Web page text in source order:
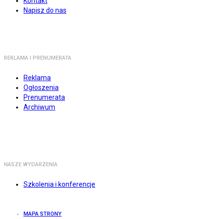
Napisz do nas
REKLAMA I PRENUMERATA
Reklama
Ogłoszenia
Prenumerata
Archiwum
NASZE WYDARZENIA
Szkolenia i konferencje
MAPA STRONY